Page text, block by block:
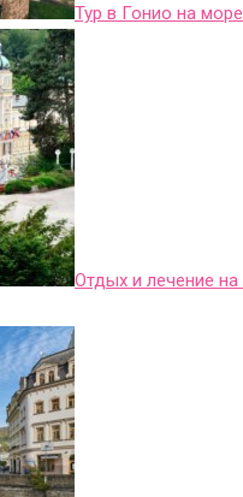
Тур в Гонио на
Отдых и лечение